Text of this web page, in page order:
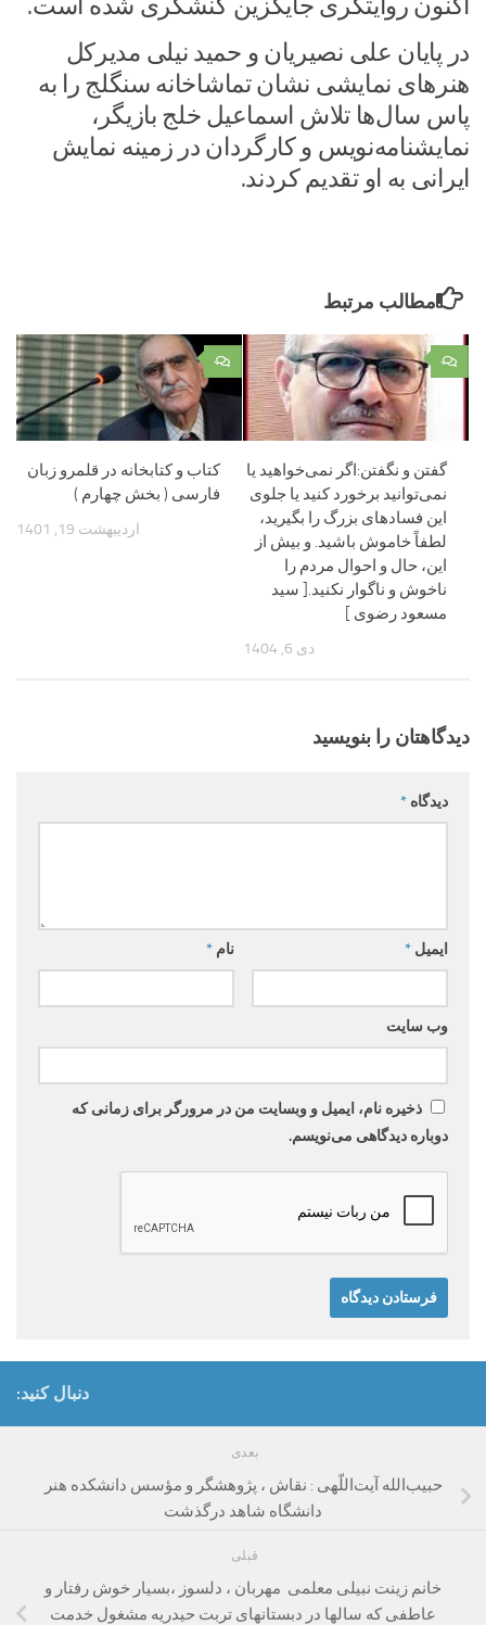
اکنون روایتگری جایگزین کنشگری شده است.
در پایان علی نصیریان و حمید نیلی مدیرکل
هنرهای نمایشی نشان تماشاخانه سنگلج را به
پاس سال‌ها تلاش اسماعیل خلج بازیگر،
نمایشنامه‌نویس و کارگردان در زمینه نمایش
ایرانی به او تقدیم کردند.
مطالب مرتبط
۰
کتاب و کتابخانه ‌در قلمرو زبان
فارسی ( بخش چهارم )
اردیبهشت 19, 1401
۰
گفتن و نگفتن:اگر نمی‌خواهید یا
نمی‌توانید برخورد کنید یا جلوی
این فسادهای بزرگ را بگیرید،
لطفاً خاموش باشید. و بیش از
این، حال و احوال مردم را
ناخوش و ناگوار نکنید.[ سید
مسعود رضوی ]
دی 6, 1404
دیدگاهتان را بنویسید
دیدگاه *
نام * ایمیل *
وب‌ سایت
ذخیره نام، ایمیل و وبسایت من در مرورگر برای زمانی که
دوباره دیدگاهی می‌نویسم.
دنبال کنید:
بعدی
حبیب‌الله آیت‌اللّهی : نقاش ، پژوهشگر و مؤسس دانشکده هنر
دانشگاه شاهد درگذشت
قبلی
خانم زینت نبیلی معلمی مهربان ، دلسوز ،بسیار خوش رفتار و
عاطفی که سالها در دبستانهای تربت حیدریه مشغول خدمت